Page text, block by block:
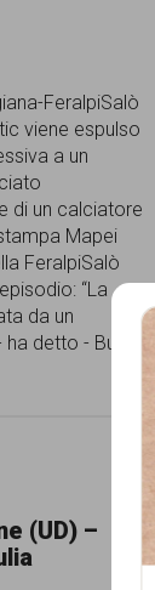
FeralpiSalò
viene espulso
a un
di un calciatore
Mapei
FeralpiSalò
“La
da un
detto - Butic
(UD) –